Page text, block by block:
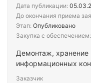
Демонтаж,
информационных
Заказчик
Дата публикации:
До окончания приема
Этап: Опубликовано
Закупка с обеспечением: